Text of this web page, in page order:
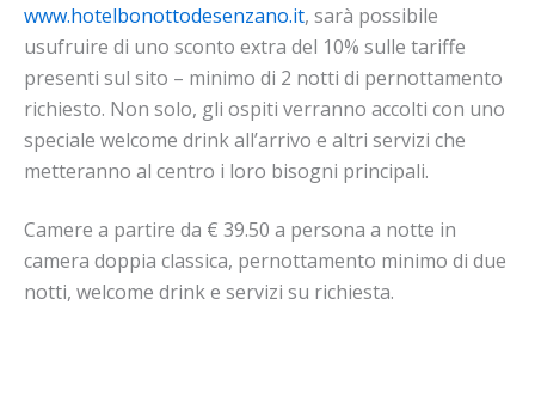
www.hotelbonottodesenzano.it, sarà possibile
usufruire di uno sconto extra del 10% sulle tariffe
presenti sul sito – minimo di 2 notti di pernottamento
richiesto. Non solo, gli ospiti verranno accolti con uno
speciale welcome drink all’arrivo e altri servizi che
metteranno al centro i loro bisogni principali.
Camere a partire da € 39.50 a persona a notte in
camera doppia classica, pernottamento minimo di due
notti, welcome drink e servizi su richiesta.